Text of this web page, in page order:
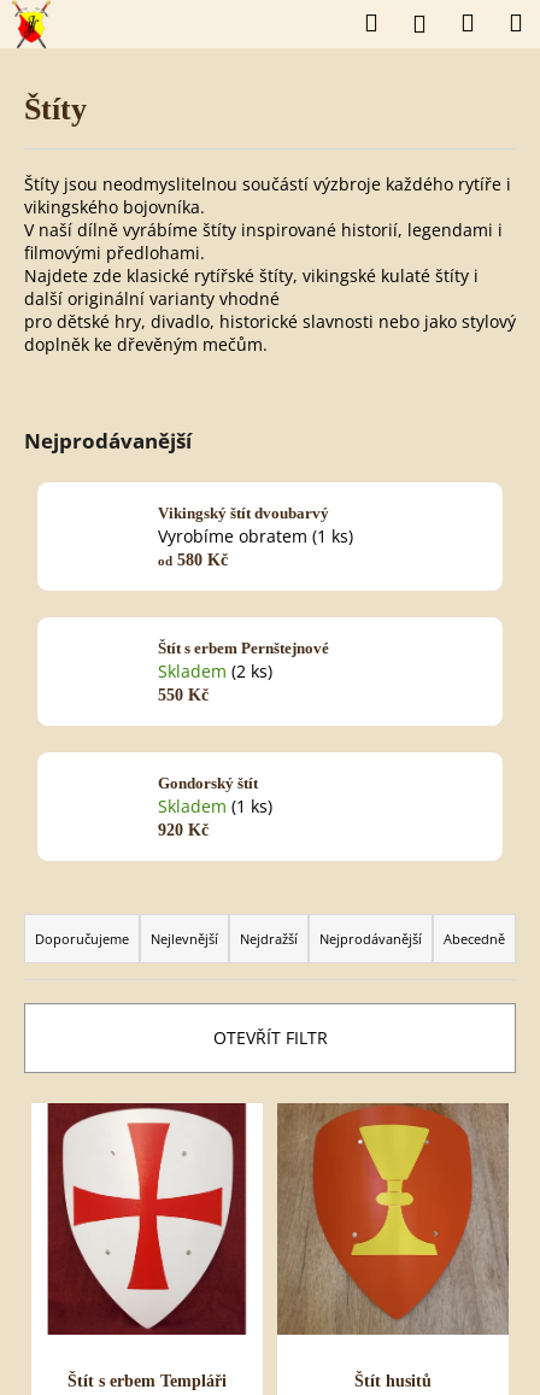
Přejít
na
obsah
HledatPřihlášení
Štíty
Štíty jsou neodmyslitelnou součástí výzbroje každého rytíře i
vikingského bojovníka.
V naší dílně vyrábíme štíty inspirované historií, legendami i
filmovými předlohami.
Najdete zde klasické rytířské štíty, vikingské kulaté štíty i
další originální varianty vhodné
pro dětské hry, divadlo, historické slavnosti nebo jako stylový
doplněk ke dřevěným mečům.
Nejprodávanější
Vikingský štít dvoubarvý
Vyrobíme obratem (1 ks)
od 580 Kč
Štít s erbem Pernštejnové
Skladem (2 ks)
550 Kč
Gondorský štít
Skladem (1 ks)
920 Kč
e
o
d
Doporučujeme Nejlevnější Nejdražší Nejprodávanější Abecedně
OTEVŘÍT FILTR
V
Štít s erbem Templáři Štít husitů
š
C
o
t
ř
e
b
u
j
e
t
j
HLEDAT
D
o
u
u
e